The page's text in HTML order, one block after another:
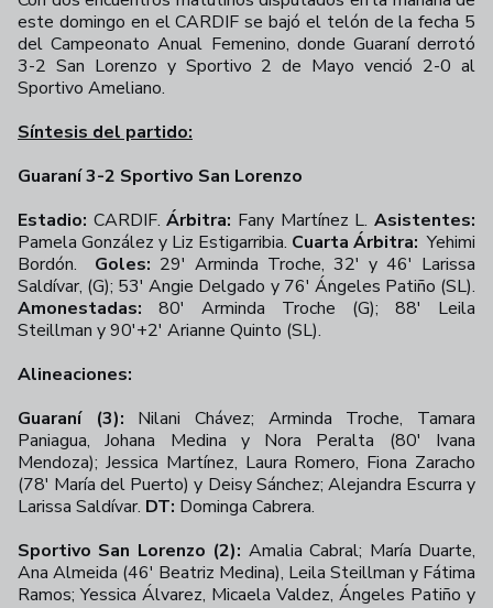
este domingo en el CARDIF se bajó el telón de la fecha 5
del Campeonato Anual Femenino, donde Guaraní derrotó
3-2 San Lorenzo y Sportivo 2 de Mayo venció 2-0 al
Sportivo Ameliano.
Síntesis del partido:
Guaraní 3-2 Sportivo San Lorenzo
Estadio: CARDIF.Árbitra: Fany Martínez L.Asistentes:
Pamela González y Liz Estigarribia. Cuarta Árbitra: Yehimi
Bordón. Goles: 29' Arminda Troche, 32' y 46' Larissa
Saldívar, (G); 53' Angie Delgado y 76' Ángeles Patiño (SL).
Amonestadas: 80' Arminda Troche (G); 88' Leila
Steillman y 90'+2' Arianne Quinto (SL).
Alineaciones:
Guaraní (3): Nilani Chávez; Arminda Troche, Tamara
Paniagua, Johana Medina y Nora Peralta (80' Ivana
Mendoza); Jessica Martínez, Laura Romero, Fiona Zaracho
(78' María del Puerto) y Deisy Sánchez; Alejandra Escurra y
Larissa Saldívar. DT: Dominga Cabrera.
Sportivo San Lorenzo (2): Amalia Cabral; María Duarte,
Ana Almeida (46' Beatriz Medina), Leila Steillman y Fátima
Ramos; Yessica Álvarez, Micaela Valdez, Ángeles Patiño y